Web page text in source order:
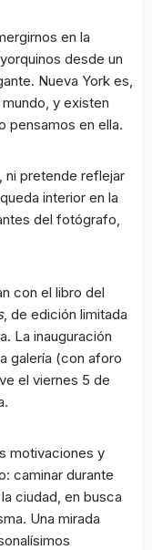
en la
desde un
Nueva York es,
y existen
pensamos en ella.
ni pretende reflejar
interior en la
del fotógrafo,
con el libro del
, de edición limitada
La inauguración
galería (con aforo
el viernes 5 de
motivaciones y
caminar durante
ciudad, en busca
Una mirada